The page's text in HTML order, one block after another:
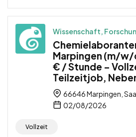
Wissenschaft,
Marpingen (m/
€ / Stunde –
Teilzeitjob,
66646 Marpingen,
02/08/2026
Vollzeit